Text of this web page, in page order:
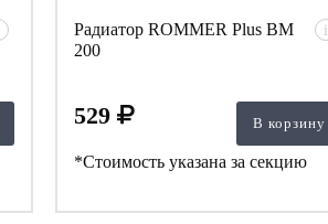
Радиатор ROMMER Plus BM
200
i
529 В корзину
*Стоимость указана за секцию